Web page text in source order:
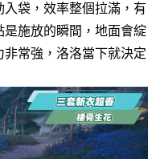
袋，效率整個拉滿，有
施放的瞬間，地面會綻
常強，洛洛當下就決定